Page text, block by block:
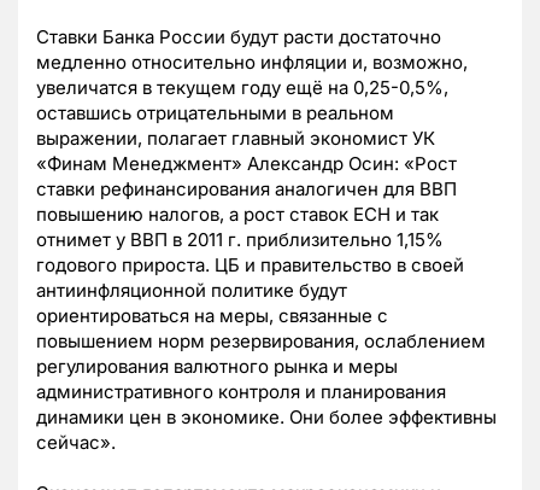
Ставки Банка России будут расти достаточно
медленно относительно инфляции и, возможно,
увеличатся в текущем году ещё на 0,25-0,5%,
оставшись отрицательными в реальном
выражении, полагает главный экономист УК
«Финам Менеджмент» Александр Осин: «Рост
ставки рефинансирования аналогичен для ВВП
повышению налогов, а рост ставок ЕСН и так
отнимет у ВВП в 2011 г. приблизительно 1,15%
годового прироста. ЦБ и правительство в своей
антиинфляционной политике будут
ориентироваться на меры, связанные с
повышением норм резервирования, ослаблением
регулирования валютного рынка и меры
административного контроля и планирования
динамики цен в экономике. Они более эффективны
сейчас».